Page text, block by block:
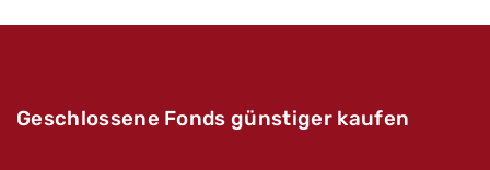
Geschlossene Fonds günstiger kaufen